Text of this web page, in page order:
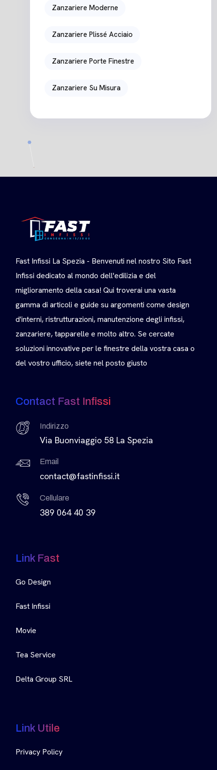
Zanzariere Moderne
Zanzariere Plissé Acciaio
Zanzariere Porte Finestre
Zanzariere Su Misura
Fast Infissi La Spezia - Benvenuti nel nostro Sito Fast
Infissi dedicato al mondo dell'edilizia e del
miglioramento della casa! Qui troverai una vasta
gamma di articoli e guide su argomenti come design
d'interni, ristrutturazioni, manutenzione degli infissi,
zanzariere, tapparelle e molto altro. Se cercate
soluzioni innovative per le finestre della vostra casa o
del vostro ufficio, siete nel posto giusto
Contact Fast Infissi
Indirizzo
Via Buonviaggio 58 La Spezia
Email
contact@fastinfissi.it
Cellulare
389 064 40 39
Link Fast
Go Design
Fast Infissi
Movie
Tea Service
Delta Group SRL
Link Utile
Privacy Policy